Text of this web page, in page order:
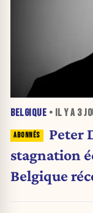
BELGIQUE • IL Y A 3
Peter
stagnation
Belgique